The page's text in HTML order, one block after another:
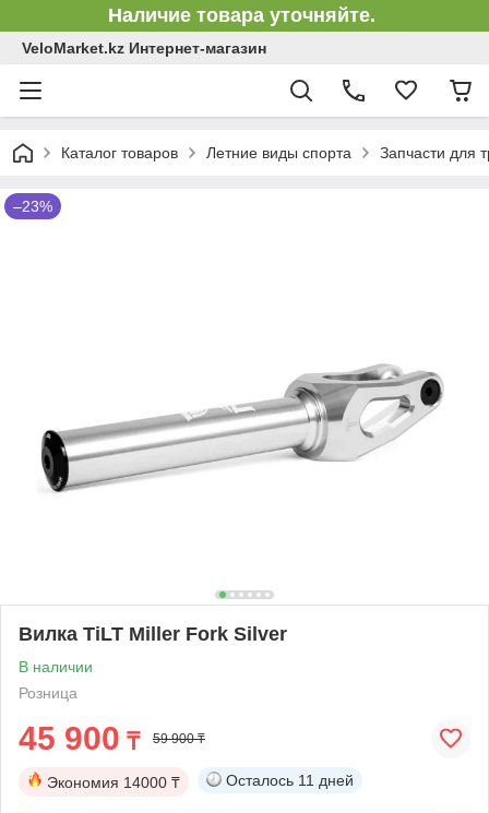
Наличие товара уточняйте.
VeloMarket.kz Интернет-магазин
Каталог товаров Летние виды спорта Запчасти для
–23%
Вилка TiLT Miller Fork Silver
В наличии
Розница
45 900 ₸ 59 900 ₸
Экономия 14000 ₸ Осталось 11 дней